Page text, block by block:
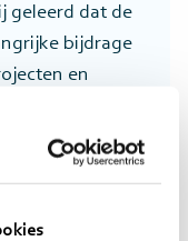
geleerd dat de
bijdrage
en
professionals
van